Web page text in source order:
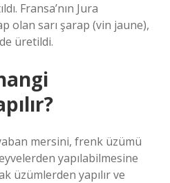
Fransa’nın Jura
olan sarı şarap (vin jaune),
üretildi.
mersini, frenk üzümü
yapılabilmesine
üzümlerden yapılır ve